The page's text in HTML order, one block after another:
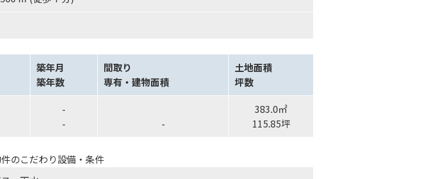
築年月
築年数
間取り
専有・建物面積
土地面積
坪数
-
-
-
383.0㎡
115.85坪
のこだわり設備・条件